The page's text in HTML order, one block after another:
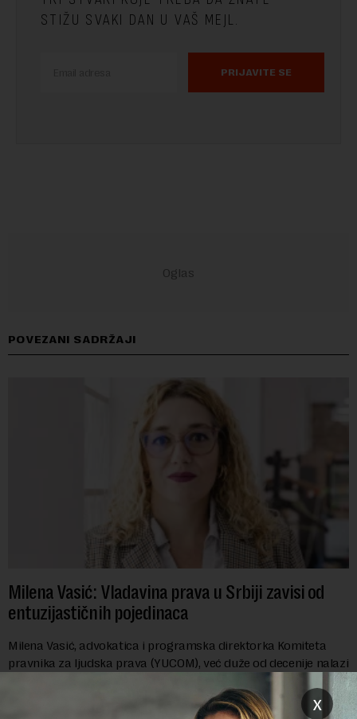
STIŽU SVAKI DAN U VAŠ MEJL.
PRIJAVITE SE
POVEZANI SADRŽAJI
Milena Vasić: Vladavina prava u Srbiji zavisi od
entuzijastičnih pojedinaca
Milena Vasić, advokatica i programska direktorka Komiteta
pravnika za ljudska prava (YUCOM), već duže od decenije nalazi
marginalizovanih grupa, žrtava diskrimi...
x